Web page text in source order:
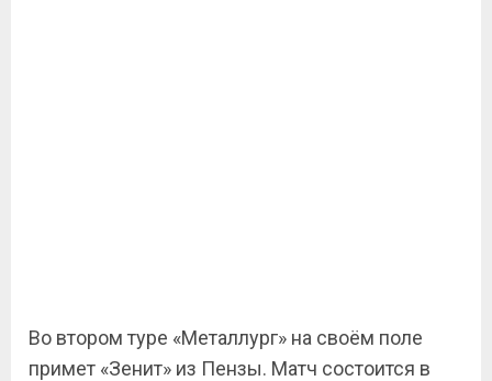
Во втором туре «Металлург» на своём поле
примет «Зенит» из Пензы. Матч состоится в